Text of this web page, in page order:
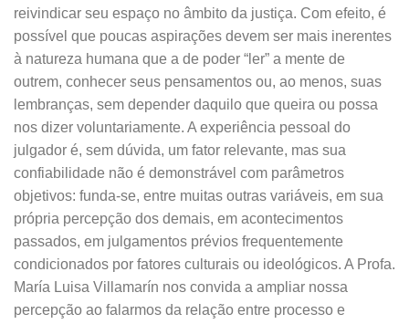
reivindicar seu espaço no âmbito da justiça. Com efeito, é
possível que poucas aspirações devem ser mais inerentes
à natureza humana que a de poder “ler” a mente de
outrem, conhecer seus pensamentos ou, ao menos, suas
lembranças, sem depender daquilo que queira ou possa
nos dizer voluntariamente. A experiência pessoal do
julgador é, sem dúvida, um fator relevante, mas sua
confiabilidade não é demonstrável com parâmetros
objetivos: funda-se, entre muitas outras variáveis, em sua
própria percepção dos demais, em acontecimentos
passados, em julgamentos prévios frequentemente
condicionados por fatores culturais ou ideológicos. A Profa.
María Luisa Villamarín nos convida a ampliar nossa
percepção ao falarmos da relação entre processo e